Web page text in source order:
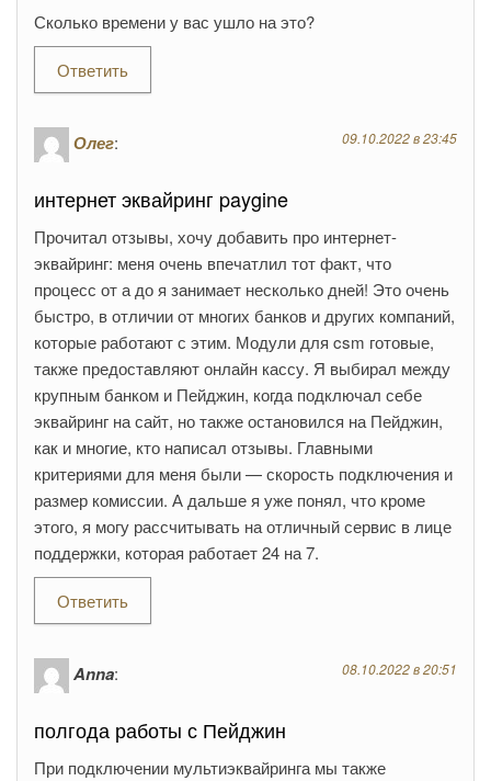
Сколько времени у вас ушло на это?
Ответить
Олег: 09.10.2022 в 23:45
интернет эквайринг paygine
Прочитал отзывы, хочу добавить про интернет-
эквайринг: меня очень впечатлил тот факт, что
процесс от а до я занимает несколько дней! Это очень
быстро, в отличии от многих банков и других компаний,
которые работают с этим. Модули для csm готовые,
также предоставляют онлайн кассу. Я выбирал между
крупным банком и Пейджин, когда подключал себе
эквайринг на сайт, но также остановился на Пейджин,
как и многие, кто написал отзывы. Главными
критериями для меня были — скорость подключения и
размер комиссии. А дальше я уже понял, что кроме
этого, я могу рассчитывать на отличный сервис в лице
поддержки, которая работает 24 на 7.
Ответить
Anna: 08.10.2022 в 20:51
полгода работы с Пейджин
При подключении мультиэквайринга мы также